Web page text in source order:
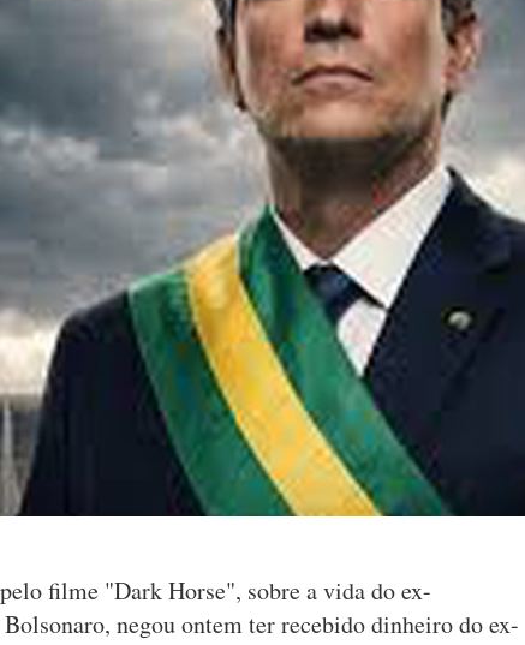
filme "Dark Horse", sobre a vida do ex-
negou ontem ter recebido dinheiro do ex-